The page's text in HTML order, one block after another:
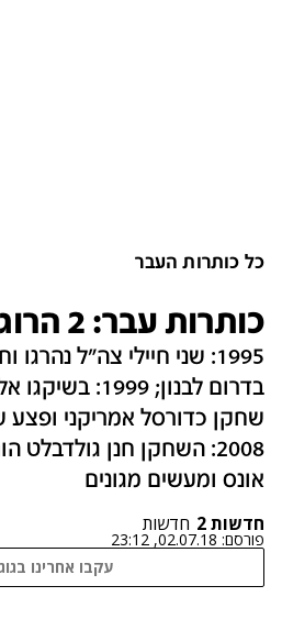
כל כותרות העבר
כותרות עבר: 2 הרוגים בלבנון
1995: שני חיילי צה"ל
בדרום לבנון;
שחקן כדורסל אמריקני ופצע
2008: השחקן חנן
אונס ומעשים מגונים
חדשות 2 חדשות
פורסם: 02.07.18, 23:12
עקבו אחרינו
נתקלנו